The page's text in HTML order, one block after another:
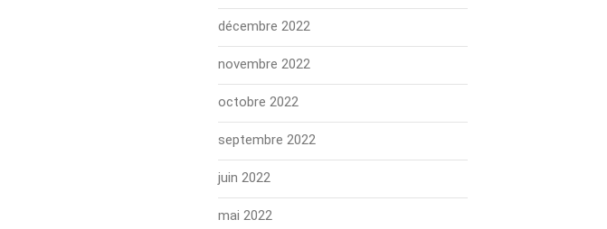
décembre 2022
novembre 2022
octobre 2022
septembre 2022
juin 2022
mai 2022